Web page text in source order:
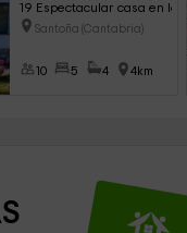
19 Espectacular casa en la
Santoña (Cantabria)
10 5 4 4km